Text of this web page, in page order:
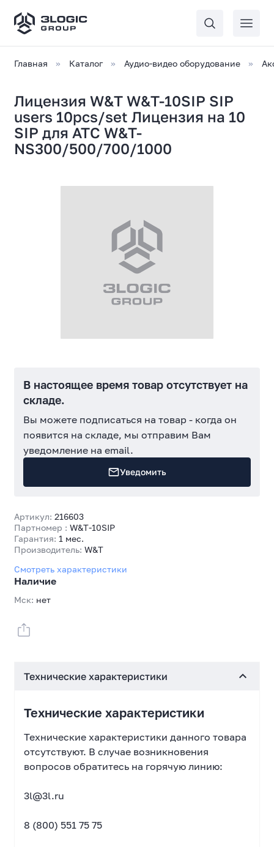
Главная Каталог Аудио-видео оборудование
Лицензия W&T W&T-10SIP SIP
users 10pcs/set Лицензия на 10
SIP для АТС W&T-
NS300/500/700/1000
Артикул: 216603
Партномер : W&T-10SIP
Гарантия: 1 мес.
Производитель: W&T
Смотреть характеристики
Наличие
Мск: нет
В настоящее время товар отсутствует на
складе.
Вы можете подписаться на товар - когда он
появится на складе, мы отправим Вам
уведомление на email.
Уведомить
Технические характеристики
Технические характеристики
Технические характеристики данного товара
отсутствуют. В случае возникновения
вопросов обратитесь на горячую линию:
3l@3l.ru
8 (800) 551 75 75